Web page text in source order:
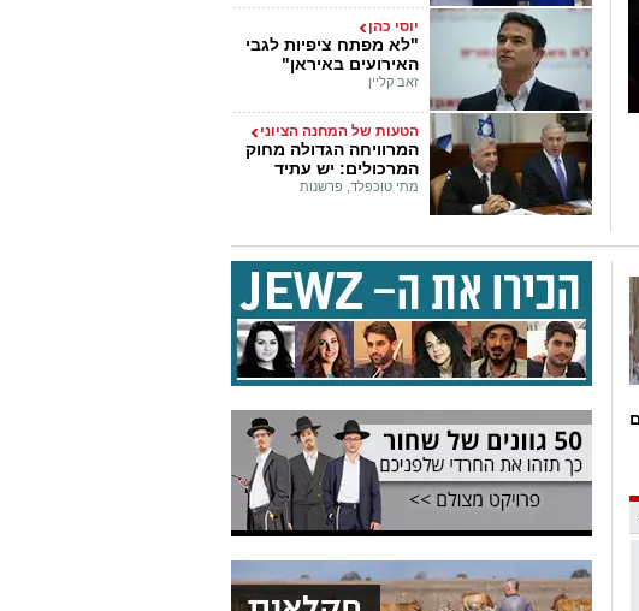
יוסי כהן
"לא מפתח ציפיות לגבי
האירועים באיראן"
זאב קליין
הטעות של המחנה הציוני
המרוויחה הגדולה מחוק
המרכולים: יש עתיד
מתי טוכפלד, פרשנות